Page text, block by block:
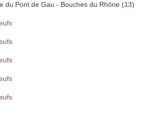
du Pont de Gau - Bouches du Rhône (13)